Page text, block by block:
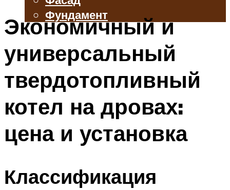
Фундамент
БАЛКОН И ЛОДЖИЯ
ВЕНТИЛЯЦИЯ
ТРУБЫ
Меню
Экономичный и
универсальный
твердотопливный
котел на дровах:
цена и установка
Классификация